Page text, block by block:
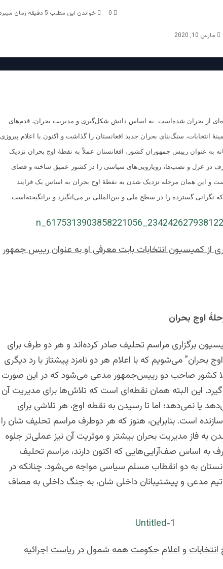
مارس 10, 2020
0 خواندن این مطلب 5 دقیقه زمان میبرد
وارد مرحله تازه‌ای از بحران شده‌است. به اساس دانش شکل‌گیری و مدیریت بحران، قدم‌های
انتخابات، سنگ‌بنای بحران جدید افغانستان را گذاشت و اکنون با اعلام پیروزی
به عنوان رییس ‌جمهوران کشور، افغانستان عملاً به نقطۀ اوج بحران نزدیک
در عزل و نصب‌ها، رویارویی‌های سیاسی را در کشور عمیق ساخته و فضای
و این همان مرحله نزدیک شدن به نقطۀ اوج بحران به اساس یک فرایند
گسترده را در سطح ملی و بین‌المللی بر می‌انگیزد و برانگیخته‌است.
از کمیسیون انتخابات بابت معرفی او به عنوان رییس جمهور
اوج بحران
برگزاری مراسم تحلیف صادر کرده‌اند و هر دو طرف برای
بحران” می‌شویم که با اعلام هر دو نامزد پیشتاز با رد دیگری
کشور صاحب دو رییس‌جمهور مدعی می‌شود که در این صورت
این البته همان نقطه‌ای است که تلاش‌ها برای مدیریت آن
یا نمی‌دهد؛ اما تا رسیدن به نقطه اوج، هر تلاشی برای
است. بنابراین، هنوز که هر دوطرف مراسم تحلیف شان را
شدن به فاز مدیریت بحران بیشتر و موثریت آن نیز عملی‌تر جلوه
به اساس صف‌آرایی‌هایی که اکنون دارند، مراسم تحلیف
به دو انقطاب مسلم سیاسی مواجه می‌شود. چنانکه در
تیم مدعی و پیشتیبانان داخلی شان، به جنگ داخلی به مصاف
انتخابات و اعلام حکومت همه شمول در ریاست اجرائیه